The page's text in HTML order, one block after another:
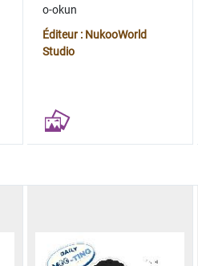
o-okun
Éditeur : NukooWorld
Studio